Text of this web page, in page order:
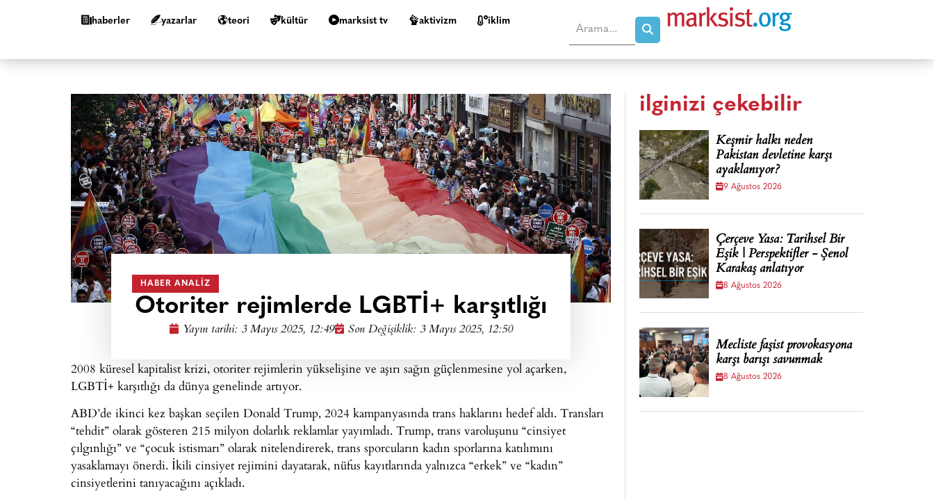
haberler yazarlar teori kültür marksist tv aktivizm i̇klim
HABER ANALIZ
Otoriter rejimlerde LGBTİ+ karşıtlığı
Yayın tarihi: 3 Mayıs 2025, 12:49 Son Değişiklik: 3 Mayıs 2025, 12:50
2008 küresel kapitalist krizi, otoriter rejimlerin yükselişine ve aşırı sağın güçlenmesine yol açarken,
LGBTİ+ karşıtlığı da dünya genelinde artıyor.
ABD’de ikinci kez başkan seçilen Donald Trump, 2024 kampanyasında trans haklarını hedef aldı. Transları
“tehdit” olarak gösteren 215 milyon dolarlık reklamlar yayımladı. Trump, trans varoluşunu “cinsiyet
çılgınlığı” ve “çocuk istismarı” olarak nitelendirerek, trans sporcuların kadın sporlarına katılımını
yasaklamayı önerdi. İkili cinsiyet rejimini dayatarak, nüfus kayıtlarında yalnızca “erkek” ve “kadın”
cinsiyetlerini tanıyacağını açıkladı.
ilginizi çekebilir
Keşmir halkı neden
Pakistan devletine karşı
ayaklanıyor?
9 Ağustos 2026
Çerçeve Yasa: Tarihsel Bir
Eşik | Perspektifler - Şenol
Karakaş anlatıyor
8 Ağustos 2026
Mecliste faşist provokasyona
karşı barışı savunmak
8 Ağustos 2026